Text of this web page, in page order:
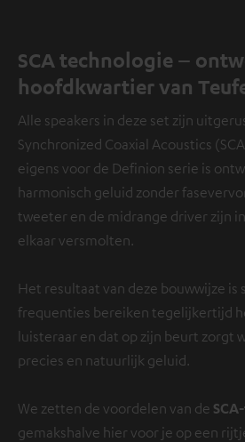
SCA technologie –
hoofdkwartier van
Alle speakers in deze set zijn
Synchronized Coaxial Acoustics
eigens voor de Definion serie is
harmonisch geluid zonder
tweeter en de midrange driver zijn
elkaar versmolten.
Het resultaat van deze bouwwijze is
frequenties bereiken tegelijkertijd
luisteraar en dat op zijn beurt zorgt
precies en natuurlijk geluid.
We zetten de voordelen van de
gemakshalve hier voor je op een